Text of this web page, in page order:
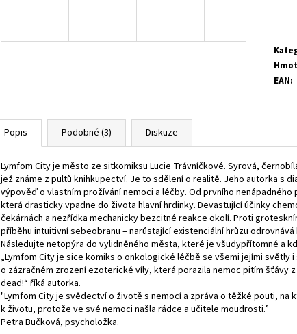
EAN:
Popis Podobné (3) Diskuze
Lymfom City je město ze sitkomiksu Lucie Trávníčkové. Syrová,
jež známe z pultů knihkupectví. Je to sdělení o realitě. Jeho autorka s
výpověď o vlastním prožívání nemoci a léčby. Od prvního
která drasticky vpadne do života hlavní hrdinky. Devastující účinky
čekárnách a nezřídka mechanicky bezcitné reakce okolí. Proti
příběhu intuitivní sebeobranu – narůstající existenciální hrůzu
Následujte netopýra do vylidněného města, které je všudypřítomné a
„Lymfom City je sice komiks o onkologické léčbě se všemi jejími
o zázračném zrození ezoterické víly, která porazila nemoc pitím šťávy
dead!“ říká autorka.
"Lymfom City je svědectví o životě s nemocí a zpráva o těžké pouti, na
k životu, protože ve své nemoci našla rádce a učitele moudrosti.”
Petra Bučková, psycholožka.